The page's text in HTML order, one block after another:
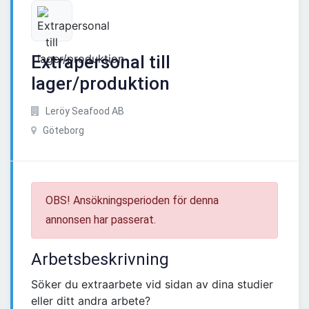
Extrapersonal till
lager/produktion
Leröy Seafood AB
Göteborg
OBS! Ansökningsperioden för denna
annonsen har passerat.
Arbetsbeskrivning
Söker du extraarbete vid sidan av dina studier
eller ditt andra arbete?